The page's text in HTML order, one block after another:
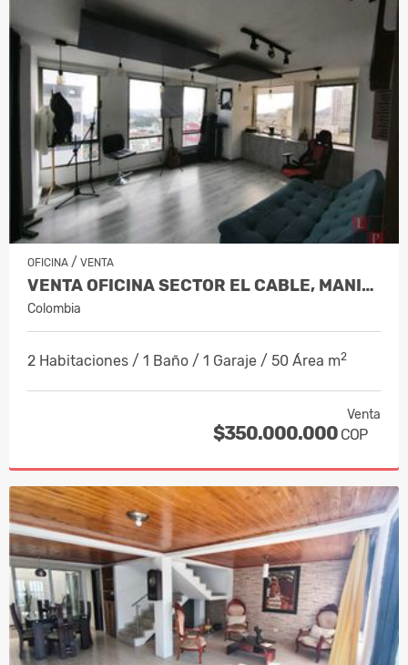
OFICINA / VENTA
VENTA OFICINA SECTOR EL CABLE, MANIZALE…
Colombia
2 Habitaciones / 1 Baño / 1 Garaje / 50 Área m2
Venta
$350.000.000 COP